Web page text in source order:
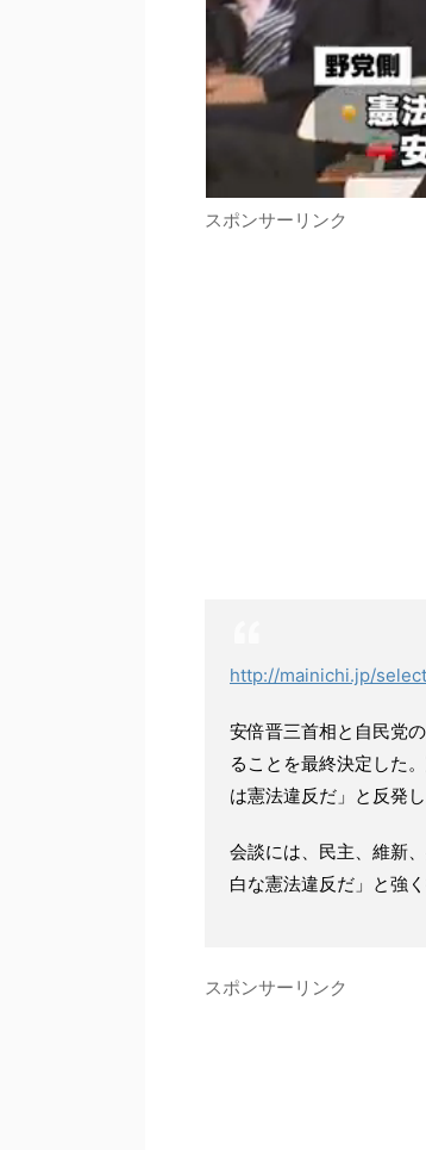
スポンサーリンク
http://mainichi.jp/
安倍晋三首相と自民党
ることを最終決定した
は憲法違反だ」と反発
会談には、民主、維新
白な憲法違反だ」と強く
スポンサーリンク